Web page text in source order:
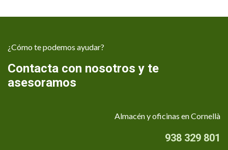
¿Cómo te podemos ayudar?
Contacta con nosotros y te
asesoramos
Almacén y oficinas en Cornellà
938 329 801